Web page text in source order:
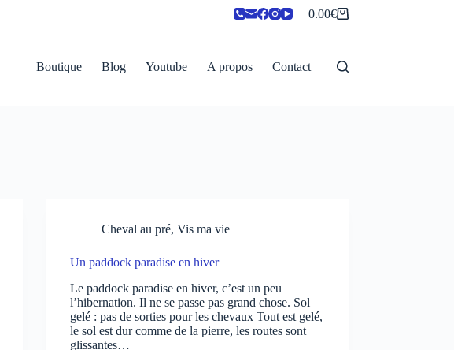
Panier
0.00€
Boutique Blog Youtube A propos Contact
Cheval au pré,Vis ma vie
Un paddock paradise en hiver
Le paddock paradise en hiver, c’est un peu
l’hibernation. Il ne se passe pas grand chose. Sol
gelé : pas de sorties pour les chevaux Tout est gelé,
le sol est dur comme de la pierre, les routes sont
glissantes…